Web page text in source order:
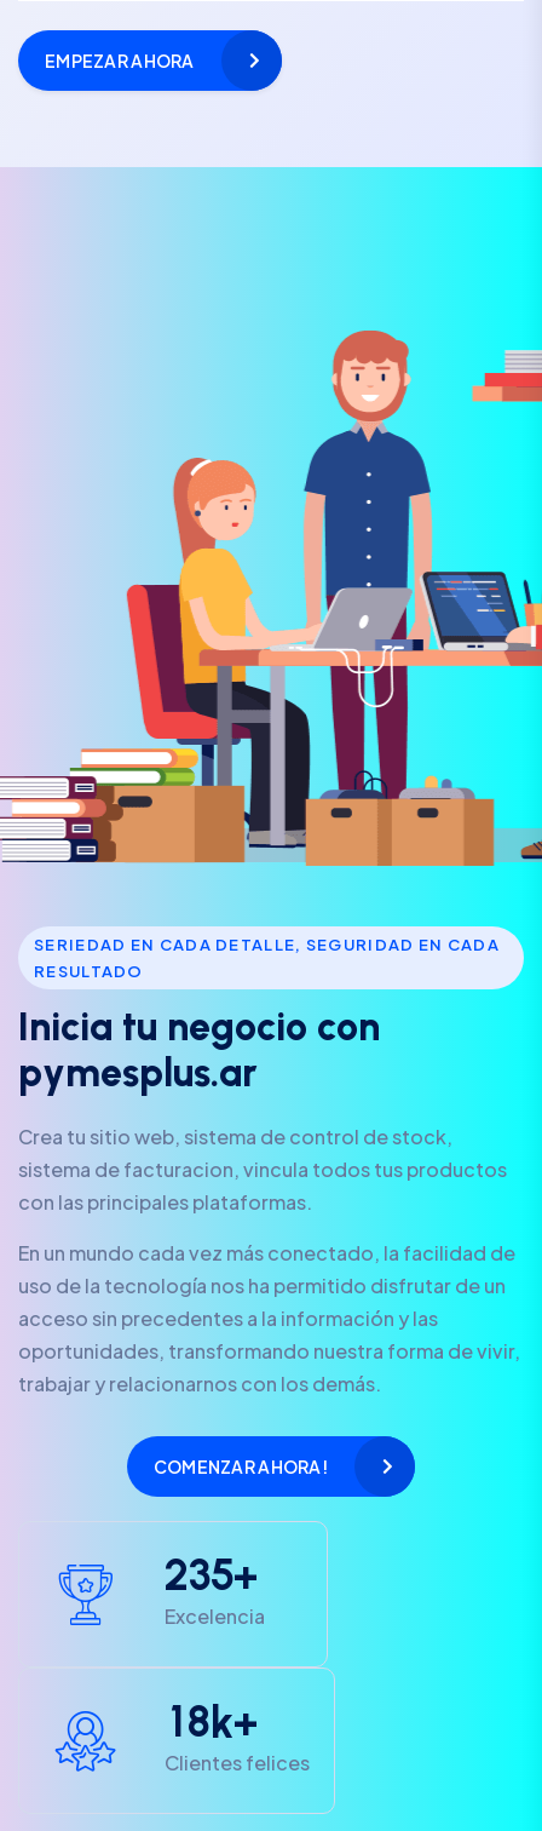
EMPEZAR AHORA
SERIEDAD EN CADA DETALLE, SEGURIDAD EN CADA
RESULTADO
Inicia tu negocio con
pymesp us.ar
Crea tu sitio web, sistema de control de stock,
sistema de facturacion, vincula todos tus productos
con las principales plataformas.
En un mundo cada vez más conectado, la facilidad de
uso de la tecnología nos ha permitido disfrutar de un
acceso sin precedentes a la información y las
oportunidades, transformando nuestra forma de vivir,
trabajar y relacionarnos con los demás.
COMENZAR AHORA!
235+
Excelencia
18k+
Clientes felices